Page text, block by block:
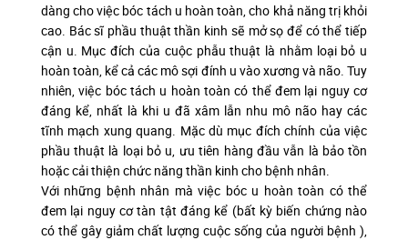
dàng cho việc bóc tách u hoàn toàn, cho khả năng trị khỏi
cao. Bác sĩ phầu thuật thần kinh sẽ mở sọ để có thể tiếp
cận u. Mục đích của cuộc phẫu thuật là nhằm loại bỏ u
hoàn toàn, kể cả các mô sợi đính u vào xương và não. Tuy
nhiên, việc bóc tách u hoàn toàn có thể đem lại nguy cơ
đáng kể, nhất là khi u đã xâm lẫn nhu mô não hay các
tĩnh mạch xung quang. Mặc dù mục đích chính của việc
phầu thuật là loại bỏ u, ưu tiên hàng đầu vẫn là bảo tồn
hoặc cải thiện chức năng thần kinh cho bệnh nhân.
Với những bệnh nhân mà việc bóc u hoàn toàn có thể
đem lại nguy cơ tàn tật đáng kể (bất kỳ biến chứng nào
có thể gây giảm chất lượng cuộc sống của người bệnh ),